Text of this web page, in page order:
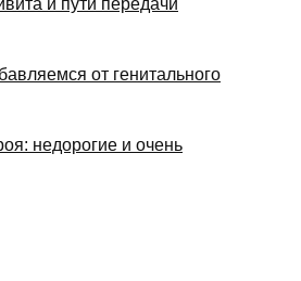
и пути передачи
от генитального
недорогие и очень